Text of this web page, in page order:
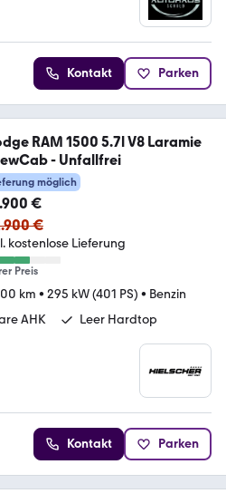
Kontakt Parken
RAM 1500 5.7l V8 Laramie
- Unfallfrei
möglich
€
€
kostenlose Lieferung
Preis
km • 295 kW (401 PS) • Benzin
AHK Leer Hardtop
Kontakt Parken